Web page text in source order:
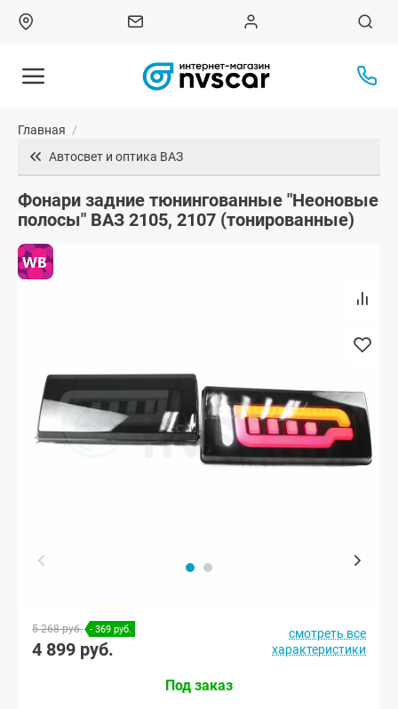
Главная /
Автосвет и оптика ВАЗ
Фонари задние тюнингованные "Неоновые
полосы" ВАЗ 2105, 2107 (тонированные)
5 268 руб. - 369 руб.
4 899 руб.
смотреть все
характеристики
Под заказ